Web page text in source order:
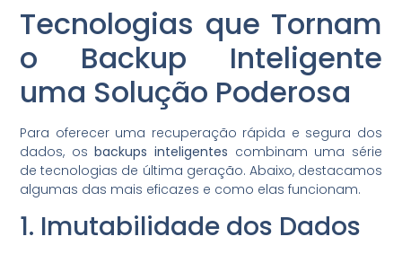
Tecnologias que Tornam
o Backup Inteligente
uma Solução Poderosa
Para oferecer uma recuperação rápida e segura dos
dados, osbackups inteligentes combinam uma série
de tecnologias de última geração. Abaixo, destacamos
algumas das mais eficazes e como elas funcionam.
1. Imutabilidade dos Dados